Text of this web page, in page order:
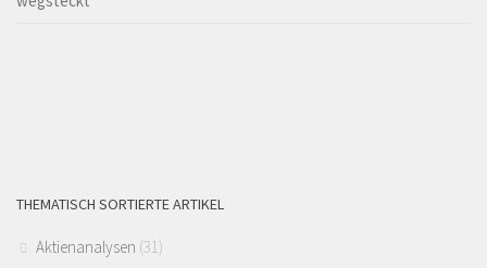
THEMATISCH SORTIERTE ARTIKEL
Aktienanalysen (31)